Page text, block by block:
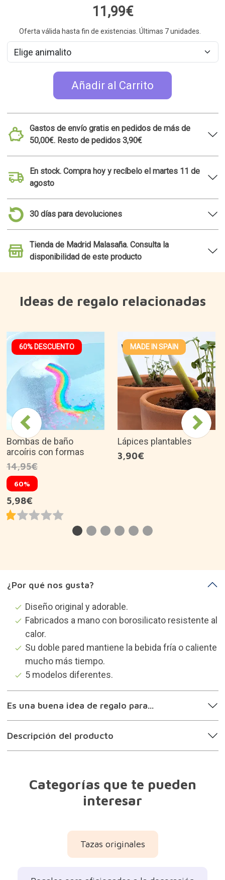
11,99€
Oferta válida hasta fin de existencias. Últimas 7 unidades.
Añadir al Carrito
Gastos de envío gratis en pedidos de más de
50,00€. Resto de pedidos 3,90€
En stock. Compra hoy y recíbelo el martes 11 de
agosto
30 días para devoluciones
Tienda de Madrid Malasaña. Consulta la
disponibilidad de este producto
Ideas de regalo relacionadas
60% DESCUENTO
Bombas de baño
arcoíris con formas
14,95€
60%
5,98€
MADE IN SPAIN
Lápices plantables
3,90€
¿Por qué nos gusta?
Diseño original y adorable.
Fabricados a mano con borosilicato resistente al
calor.
Su doble pared mantiene la bebida fría o caliente
mucho más tiempo.
5 modelos diferentes.
Es una buena idea de regalo para...
Descripción del producto
Categorías que te pueden
interesar
Tazas originales